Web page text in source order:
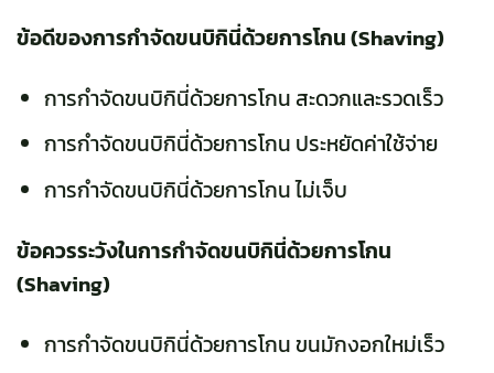
ข้อดีของการกำจัดขนบิกินี่ด้วยการโกน (Shaving)
การกำจัดขนบิกินี่ด้วยการโกน สะดวกและรวดเร็ว
การกำจัดขนบิกินี่ด้วยการโกน ประหยัดค่าใช้จ่าย
การกำจัดขนบิกินี่ด้วยการโกน ไม่เจ็บ
ข้อควรระวังในการกำจัดขนบิกินี่ด้วยการโกน
(Shaving)
การกำจัดขนบิกินี่ด้วยการโกน ขนมักงอกใหม่เร็ว